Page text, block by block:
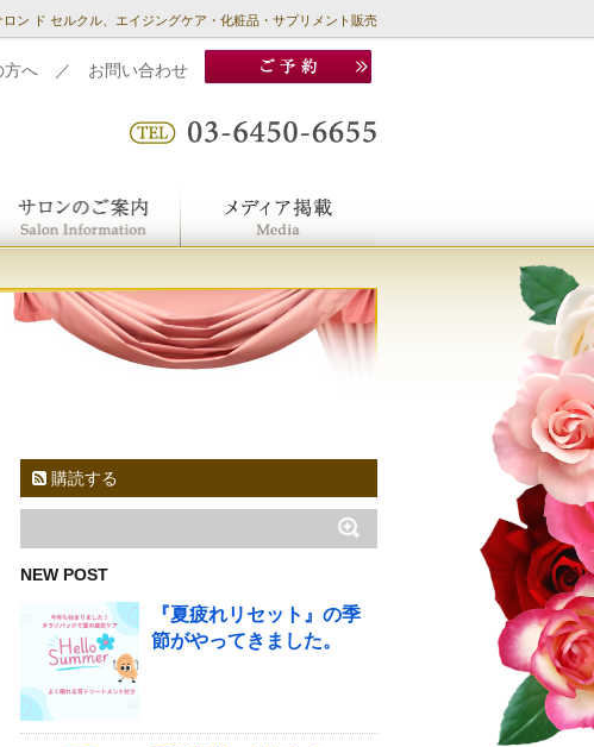
ン ド セルクル、エイジングケア・化粧品・サプリメント販売
方へ ／ お問い合わせ
購読する
NEW POST
『夏疲れリセット』の季
節がやってきました。